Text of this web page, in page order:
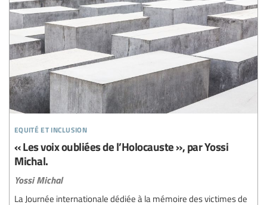
equité et inclusion
« Les voix oubliées de l’Holocauste », par Yossi
Michal.
Yossi Michal
La Journée internationale dédiée à la mémoire des victimes de